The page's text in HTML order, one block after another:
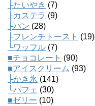
├たいやき (7)
├カステラ (9)
├パン (28)
├フレンチトースト (19)
└ワッフル (7)
■チョコレート (90)
■アイスクリーム (93)
├かき氷 (141)
└パフェ (30)
■ゼリー (10)